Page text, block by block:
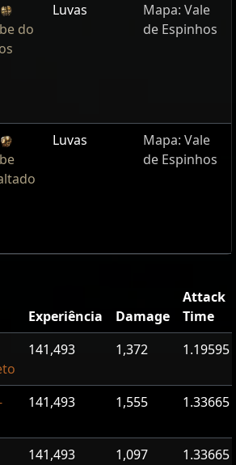
do
Luvas
Mapa: Vale
de Espinhos
Luvas
Mapa: Vale
de Espinhos
Experiência Damage
Attack
Time
141,493 1,372 1.19595
141,493 1,555 1.33665
141,493 1,097 1.33665